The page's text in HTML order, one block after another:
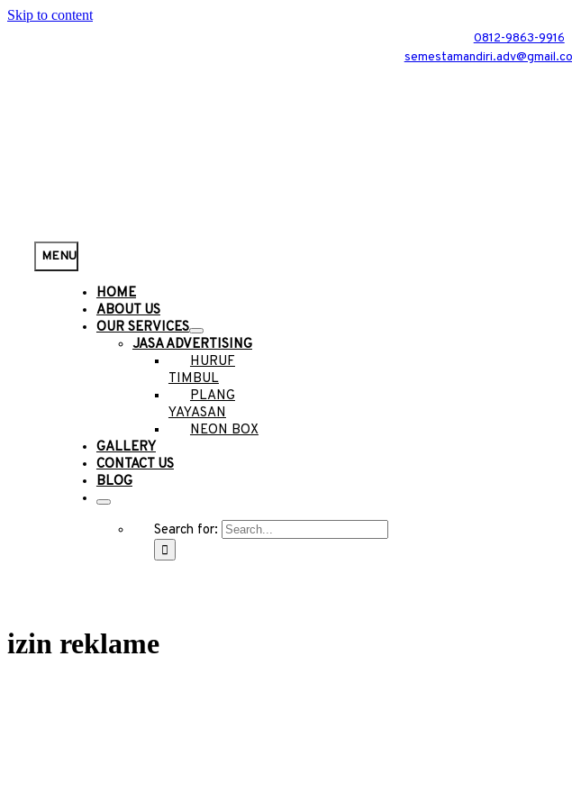
Skip to content
0812-9863-9916
MENU
HOME
ABOUT US
OUR SERVICES
JASA ADVERTISING
HURUF
TIMBUL
PLANG
YAYASAN
NEON BOX
GALLERY
CONTACT US
BLOG
Search for:
izin reklame